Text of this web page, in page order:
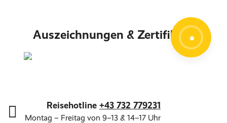
Auszeichnungen & Zertifikate
Reisehotline +43 732 779231
Montag – Freitag von 9–13 & 14–17 Uhr